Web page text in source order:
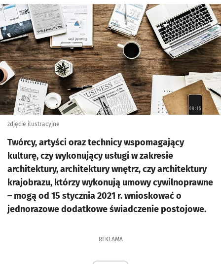
Kliknij, aby powiększyć
zdjęcie ilustracyjne
Twórcy, artyści oraz technicy wspomagający
kulturę, czy wykonujący usługi w zakresie
architektury, architektury wnętrz, czy architektury
krajobrazu, którzy wykonują umowy cywilnoprawne
– mogą od 15 stycznia 2021 r. wnioskować o
jednorazowe dodatkowe świadczenie postojowe.
REKLAMA